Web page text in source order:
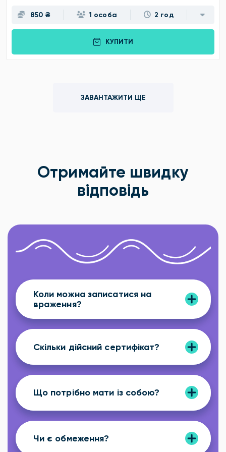
850 ₴ 1 особа 2 год
КУПИТИ
ЗАВАНТАЖИТИ ЩЕ
Отримайте швидку
відповідь
Коли можна записатися на
враження?
Скільки дійсний сертифікат?
Що потрібно мати із собою?
Чи є обмеження?